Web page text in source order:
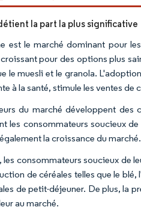
la part la plus significative
est le marché dominant pour
pour des options plus
le muesli et le granola.
à la santé, stimule les ventes de
du marché développent des
les consommateurs soucieux
la croissance du marché.
les consommateurs soucieux de
de céréales telles que le
de petit-déjeuner. De plus, la
au marché.